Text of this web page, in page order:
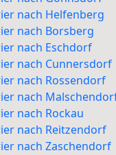
nach Helfenberg
nach Borsberg
nach Eschdorf
nach Cunnersdorf
nach Rossendorf
nach
nach Rockau
nach Reitzendorf
nach Zaschendorf